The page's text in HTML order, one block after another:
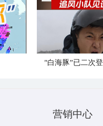
"白海豚”已二次
营销中心